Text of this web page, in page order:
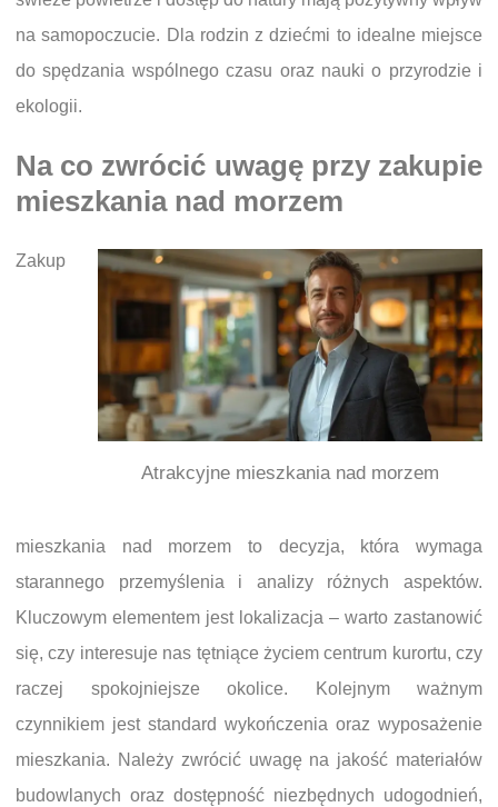
na samopoczucie. Dla rodzin z dziećmi to idealne miejsce
do spędzania wspólnego czasu oraz nauki o przyrodzie i
ekologii.
Na co zwrócić uwagę przy zakupie
mieszkania nad morzem
Atrakcyjne mieszkania nad morzem
Zakup
mieszkania nad morzem to decyzja, która wymaga
starannego przemyślenia i analizy różnych aspektów.
Kluczowym elementem jest lokalizacja – warto zastanowić
się, czy interesuje nas tętniące życiem centrum kurortu, czy
raczej spokojniejsze okolice. Kolejnym ważnym
czynnikiem jest standard wykończenia oraz wyposażenie
mieszkania. Należy zwrócić uwagę na jakość materiałów
budowlanych oraz dostępność niezbędnych udogodnień,